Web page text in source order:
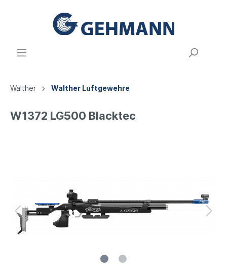
Walther Walther Luftgewehre
W1372 LG500 Blacktec